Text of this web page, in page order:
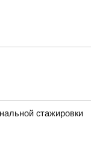
стажировки